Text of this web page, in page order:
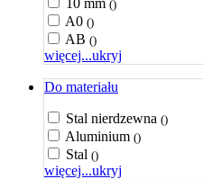
10 mm ()
A0 ()
AB ()
więcej...ukryj
Do materiału
Stal nierdzewna ()
Aluminium ()
Stal ()
więcej...ukryj